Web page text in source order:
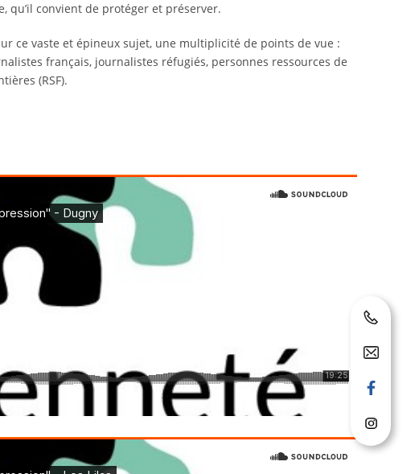
qu’il convient de protéger et préserver.
ce vaste et épineux sujet, une multiplicité de points de vue :
français, journalistes réfugiés, personnes ressources de
(RSF).